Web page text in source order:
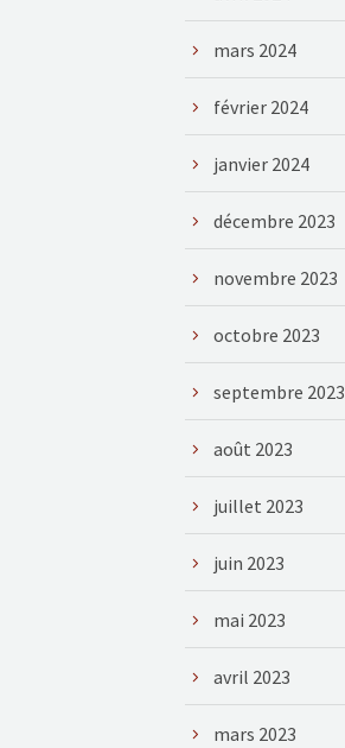
mars 2024
février 2024
janvier 2024
décembre 2023
novembre 2023
octobre 2023
septembre 2023
août 2023
juillet 2023
juin 2023
mai 2023
avril 2023
mars 2023